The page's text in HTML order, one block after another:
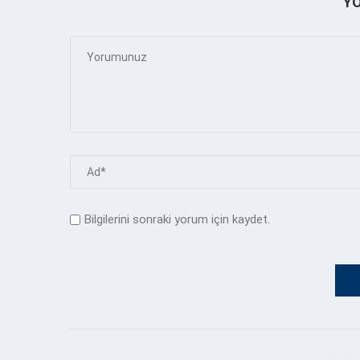
Bilgilerini sonraki yorum için kaydet.